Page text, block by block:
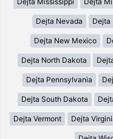
Dejta Nevada Dejta
Dejta New Mexico
Dejta North Dakota
Dejta Pennsylvania
Dejta South Dakota
Dejta Vermont Dejta